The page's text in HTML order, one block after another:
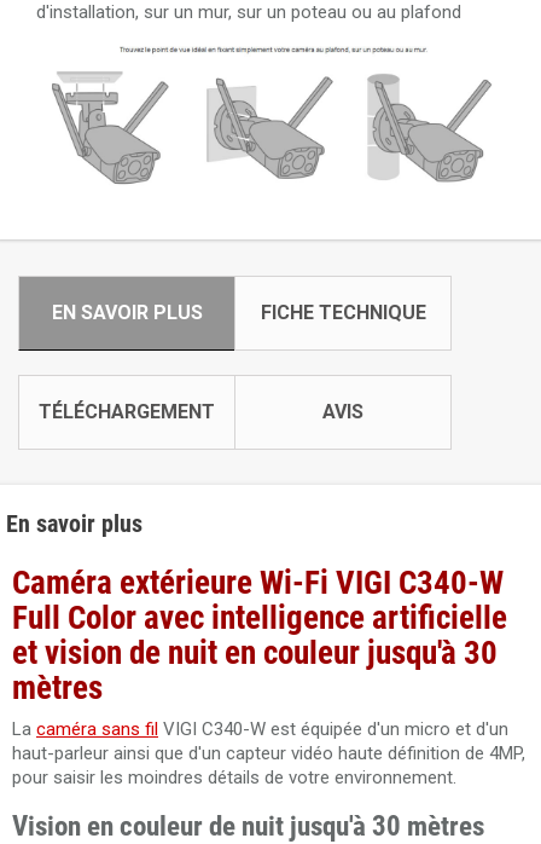
d'installation, sur un mur, sur un poteau ou au plafond
EN SAVOIR PLUS FICHE TECHNIQUE
TÉLÉCHARGEMENT AVIS
En savoir plus
Caméra extérieure Wi-Fi VIGI C340-W
Full Color avec intelligence artificielle
et vision de nuit en couleur jusqu'à 30
mètres
La caméra sans fil VIGI C340-W est équipée d'un micro et d'un
haut-parleur ainsi que d'un capteur vidéo haute définition de 4MP,
pour saisir les moindres détails de votre environnement.
Vision en couleur de nuit jusqu'à 30 mètres